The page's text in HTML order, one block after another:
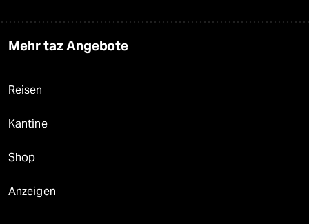
Mehr taz Angebote
Reisen
Kantine
Shop
Anzeigen